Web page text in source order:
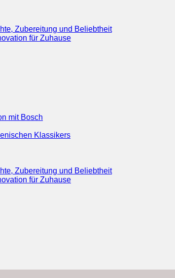
Zubereitung und Beliebtheit
für Zuhause
mit Bosch
Klassikers
Zubereitung und Beliebtheit
für Zuhause